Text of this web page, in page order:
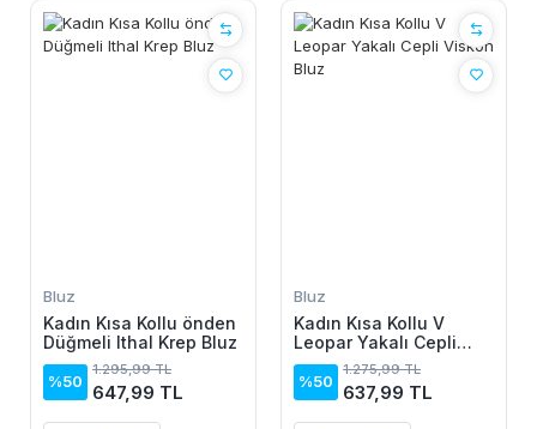
Bluz
Kadın Kısa Kollu önden
Düğmeli Ithal Krep Bluz
%50
1.295,99 TL
647,99 TL
Bluz
Kadın Kısa Kollu V
Leopar Yakalı Cepli
Viskon Bluz
%50
1.275,99 TL
637,99 TL